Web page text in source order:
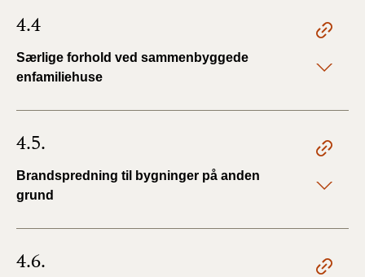
4.4
Særlige forhold ved sammenbyggede
enfamiliehuse
4.5.
Brandspredning til bygninger på anden
grund
4.6.